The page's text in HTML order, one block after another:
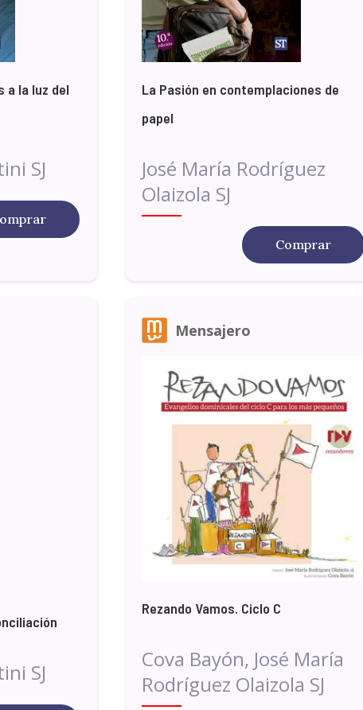
a la luz del
SJ
La Pasión en contemplaciones de
papel
José María Rodríguez
Olaizola SJ
Comprar
SJ
Mensajero
Rezando Vamos. Ciclo C
Cova Bayón, José María
Rodríguez Olaizola SJ